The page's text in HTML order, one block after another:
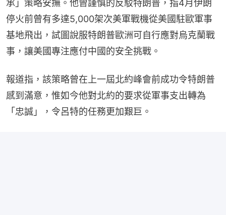
承」策略安撫。他曾謹慎的反駁特朗普，指4月伊朗
停火前曾有多達5,000架次美軍戰機從美國駐歐軍事
基地飛出，試圖說服特朗普歐洲可自行應對烏克蘭戰
事，讓美國專注應付中國的安全挑戰。
報道指，該策略曾在上一屆北約峰會前成功令特朗普
感到滿意，惟如今他對北約的要求從軍事支出轉為
「忠誠」，令呂特的任務更加艱巨。